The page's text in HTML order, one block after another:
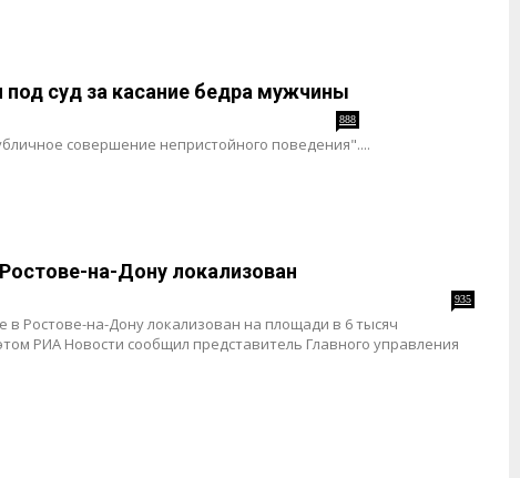
суд за касание бедра мужчины
888
совершение непристойного поведения"....
на-Дону локализован
935
Ростове-на-Дону локализован на площади в 6 тысяч
РИА Новости сообщил представитель Главного управления